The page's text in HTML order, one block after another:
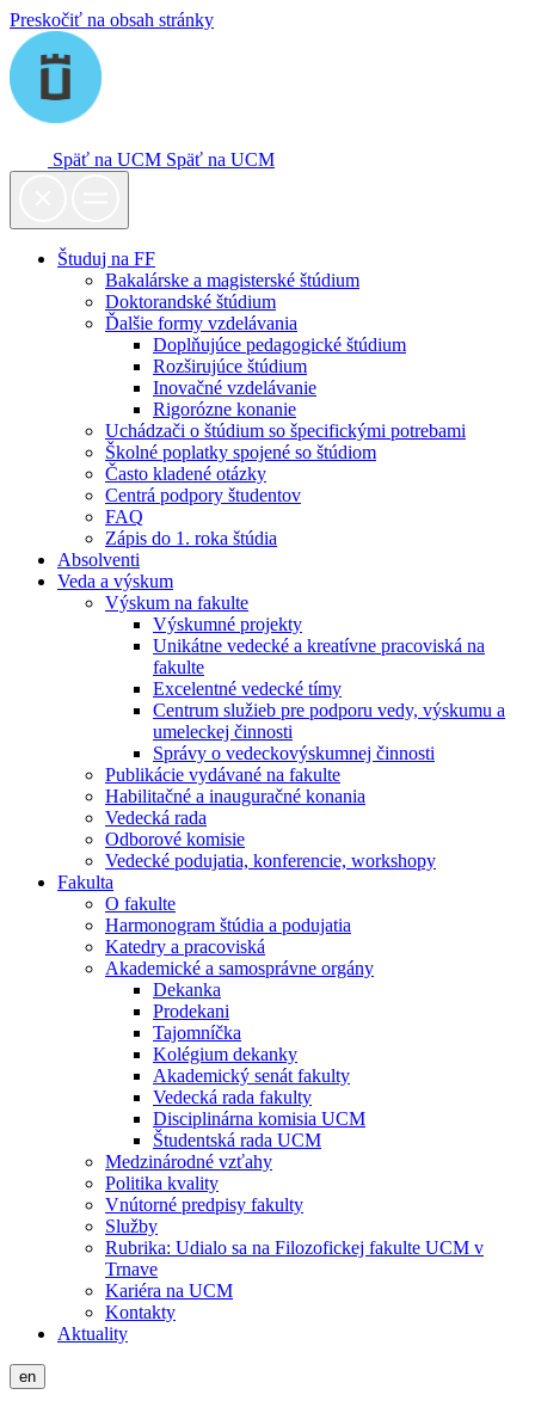
Preskočiť na obsah stránky
Späť na UCM Späť na UCM
Študuj na FF
Bakalárske a magisterské štúdium
Doktorandské štúdium
Ďalšie formy vzdelávania
Doplňujúce pedagogické štúdium
Rozširujúce štúdium
Inovačné vzdelávanie
Rigorózne konanie
Uchádzači o štúdium so špecifickými potrebami
Školné poplatky spojené so štúdiom
Často kladené otázky
Centrá podpory študentov
FAQ
Zápis do 1. roka štúdia
Absolventi
Veda a výskum
Výskum na fakulte
Výskumné projekty
Unikátne vedecké a kreatívne pracoviská na
fakulte
Excelentné vedecké tímy
Centrum služieb pre podporu vedy, výskumu a
umeleckej činnosti
Správy o vedeckovýskumnej činnosti
Publikácie vydávané na fakulte
Habilitačné a inauguračné konania
Vedecká rada
Odborové komisie
Vedecké podujatia, konferencie, workshopy
Fakulta
O fakulte
Harmonogram štúdia a podujatia
Katedry a pracoviská
Akademické a samosprávne orgány
Dekanka
Prodekani
Tajomníčka
Kolégium dekanky
Akademický senát fakulty
Vedecká rada fakulty
Disciplinárna komisia UCM
Študentská rada UCM
Medzinárodné vzťahy
Politika kvality
Vnútorné predpisy fakulty
Služby
Rubrika: Udialo sa na Filozofickej fakulte UCM v
Trnave
Kariéra na UCM
Kontakty
Aktuality
en